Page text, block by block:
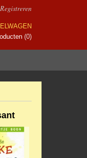
Registreren
(0)